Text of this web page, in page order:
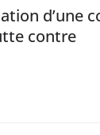
d’une
contre